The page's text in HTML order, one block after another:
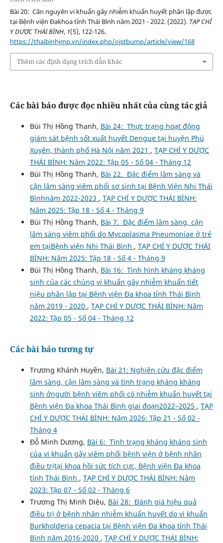
Bài 20: Căn nguyên vi khuẩn gây nhiễm khuẩn huyết phân lập được
tại Bệnh viện Đakhoa tỉnh Thái Bình năm 2021 - 2022. (2022). TẠP CHÍ
Y DƯỢC THÁI BÌNH, 1(5), 122-126.
https://thaibinhjmp.vn/index.php/ojstbump/article/view/168
Thêm các định dạng trích dẫn khác
Các bài báo được đọc nhiều nhất của cùng tác giả
Bùi Thị Hồng Thanh, Bài 24: Thực trạng hoạt động
giám sát bệnh sốt xuất huyết Dengue tại huyện Phú
Xuyên, thành phố Hà Nội năm 2021 , TẠP CHÍ Y DƯỢC
THÁI BÌNH: Năm 2022: Tập 05 - Số 04 - Tháng 12
Bùi Thị Hồng Thanh, Bài 22. Đặc điểm lâm sàng và
cận lâm sàng viêm phổi sơ sinh tại Bệnh Viện Nhi Thái
Bìnhnăm 2022-2023 , TẠP CHÍ Y DƯỢC THÁI BÌNH:
Năm 2025: Tập 18 - Số 4 - Tháng 9
Bùi Thị Hồng Thanh, Bài 7. Đặc điểm lâm sàng, cận
lâm sàng viêm phổi do Mycoplasma Pneumoniae ở trẻ
em tạiBệnh viện Nhi Thái Bình , TẠP CHÍ Y DƯỢC THÁI
BÌNH: Năm 2025: Tập 18 - Số 4 - Tháng 9
Bùi Thị Hồng Thanh, Bài 16: Tình hình kháng kháng
sinh của các chủng vi khuẩn gây nhiễm khuẩn tiết
niệu phân lập tại Bệnh viện Đa khoa tỉnh Thái Bình
năm 2019 - 2020 , TẠP CHÍ Y DƯỢC THÁI BÌNH: Năm
2022: Tập 05 - Số 04 - Tháng 12
Các bài báo tương tự
Trương Khánh Huyền, Bài 21: Nghiên cứu đặc điểm
lâm sàng, cận lâm sàng và tình trạng kháng kháng
sinh ởngười bệnh viêm phổi có nhiễm khuẩn huyết tại
Bệnh viện Đa khoa Thái Bình giai đoạn2022–2025 , TẠP
CHÍ Y DƯỢC THÁI BÌNH: Năm 2026: Tập 21 - Số 02 -
Tháng 4
Đỗ Minh Dương, Bài 6: Tình trạng kháng kháng sinh
của vi khuẩn gây viêm phổi bệnh viện ở bệnh nhân
điều trịtại khoa hồi sức tích cực, Bệnh viện Đa khoa
tỉnh Thái Bình , TẠP CHÍ Y DƯỢC THÁI BÌNH: Năm
2023: Tập 07 - Số 02 - Tháng 6
Trương Thị Minh Diệu, Bài 28: Đánh giá hiệu quả
điều trị ở bệnh nhân nhiễm khuẩn huyết do vi khuẩn
Burkholderia cepacia tại Bệnh viện Đa khoa tỉnh Thái
Bình năm 2016-2020 , TẠP CHÍ Y DƯỢC THÁI BÌNH: